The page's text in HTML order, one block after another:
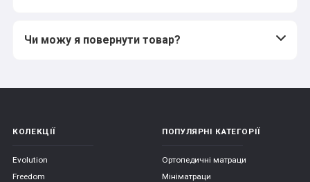
Чи можу я повернути товар?
КОЛЕКЦІЇ
Evolution
Freedom
ПОПУЛЯРНІ КАТЕГОРІЇ
Ортопедичні матраци
Мініматраци